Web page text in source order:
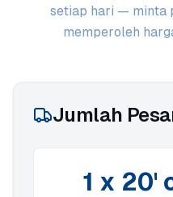
setiap hari — minta
memperoleh
Jumlah
1 x 20'